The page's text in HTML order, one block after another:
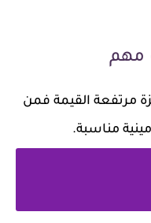
مهم
مرتفعة القيمة فمن
مناسبة.